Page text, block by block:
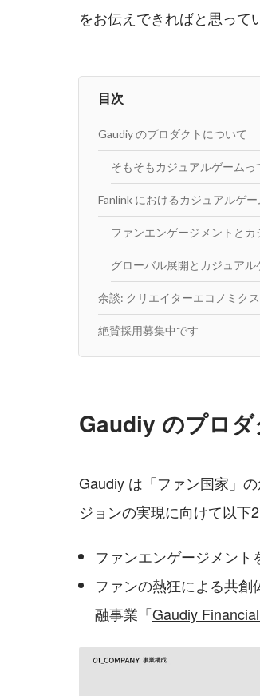
をお伝えできればと思って
目次
Gaudiy のプロダクトについて
そもそもカジュアルゲームっ
Fanlink におけるカジュアルゲー
ファンエンゲージメントとカ
グローバル展開とカジュアル
余談: クリエイターエコノミク
絶賛採用募集中です
Gaudiy のプロ
Gaudiy は「ファン国家」
ジョンの実現に向けて以下
ファンエンゲージメン
ファンの熱狂による共
融事業「Gaudiy